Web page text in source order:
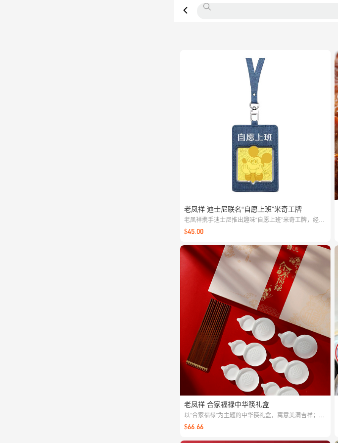
老凤祥 迪士尼联名“自愿上班”米奇工牌
老凤祥携手迪士尼推出趣味“自愿上班”米奇工牌，经典
米奇形象搭配俏皮文案，让日常通勤更有仪式感。细节
质感在线，挂工牌、包包点缀或桌面展示都很出彩，送
礼自用皆宜。
$45.00
老凤祥 合家福禄中华筷礼盒
以“合家福禄”为主题的中华筷礼盒，寓意美满吉祥；细
致做工与舒适手感兼具，送礼自用皆宜，为餐桌增添仪
式感。
$66.66